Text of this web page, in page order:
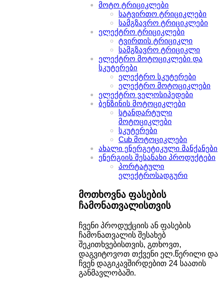
მოტო ტრიციკლები
სატვირთო ტრიციკლები
სამგზავრო ტრიციკლები
ელექტრო ტრიციკლები
ტვირთის ტრიციკლი
სამგზავრო ტრიციკლი
ელექტრო მოტოციკლები და
სკუტერები
ელექტრო სკუტერები
ელექტრო მოტოციკლები
ელექტრო ველოსიპედები
ბენზინის მოტოციკლები
სტანდარტული
მოტოციკლები
სკუტერები
Cub მოტოციკლები
ახალი ენერგეტიკული მანქანები
ენერგიის შესანახი პროდუქტები
პორტატული
ელექტროსადგური
მოთხოვნა ფასების
ჩამონათვალისთვის
ჩვენი პროდუქციის ან ფასების
ჩამონათვალის შესახებ
შეკითხვებისთვის, გთხოვთ,
დაგვიტოვოთ თქვენი ელ.წერილი და
ჩვენ დაგიკავშირდებით 24 საათის
განმავლობაში.